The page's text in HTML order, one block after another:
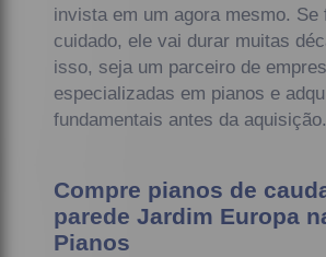
invista em um agora mesmo. Se
cuidado, ele vai durar muitas
isso, seja um parceiro de
especializadas em pianos e
fundamentais antes da aquisição.
Compre pianos de
parede Jardim Europa
Pianos